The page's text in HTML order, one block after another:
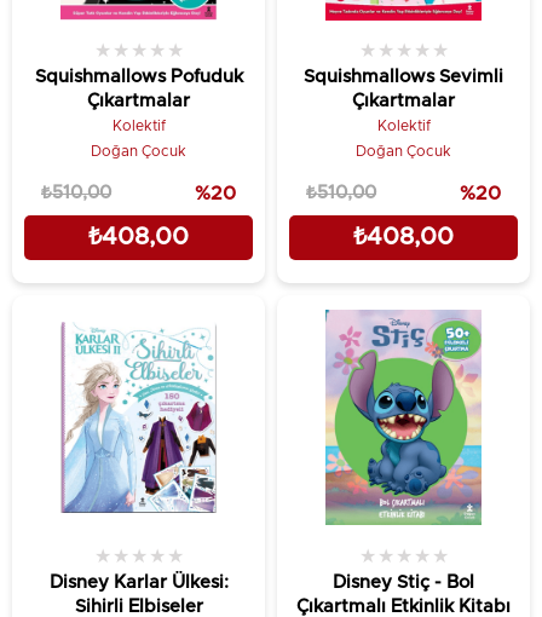
Squishmallows Pofuduk
Çıkartmalar
★ ★ ★ ★ ★
Kolektif
Doğan Çocuk
₺408,00
₺510,00 %20
Squishmallows Sevimli
Çıkartmalar
★ ★ ★ ★ ★
Kolektif
Doğan Çocuk
₺408,00
₺510,00 %20
Disney Karlar Ülkesi:
Sihirli Elbiseler
★ ★ ★ ★ ★
Disney Stiç - Bol
Çıkartmalı Etkinlik Kitabı
★ ★ ★ ★ ★